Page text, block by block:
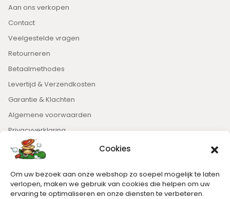
Cookies
Om uw bezoek aan onze webshop zo soepel mogelijk te laten
verlopen, maken we gebruik van cookies die helpen om uw
ervaring te optimaliseren en onze diensten te verbeteren.
Aan ons verkopen
Contact
Veelgestelde vragen
Retourneren
Betaalmethodes
Levertijd & Verzendkosten
Garantie & Klachten
Algemene voorwaarden
Privacyverklaring
Nieuwsbrief
Blijft op de hoogte van het laatste nieuws.